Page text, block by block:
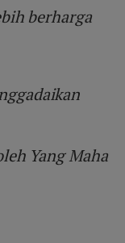
berharga
Yang Maha